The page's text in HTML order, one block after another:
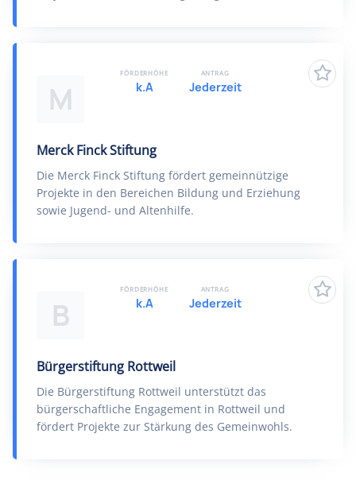
M
Merck Finck Stiftung
Die Merck Finck Stiftung fördert gemeinnützige
Projekte in den Bereichen Bildung und Erziehung
sowie Jugend- und Altenhilfe.
FÖRDERHÖHE
k.A
ANTRAG
Jederzeit
B
Bürgerstiftung Rottweil
Die Bürgerstiftung Rottweil unterstützt das
bürgerschaftliche Engagement in Rottweil und
fördert Projekte zur Stärkung des Gemeinwohls.
FÖRDERHÖHE
k.A
ANTRAG
Jederzeit